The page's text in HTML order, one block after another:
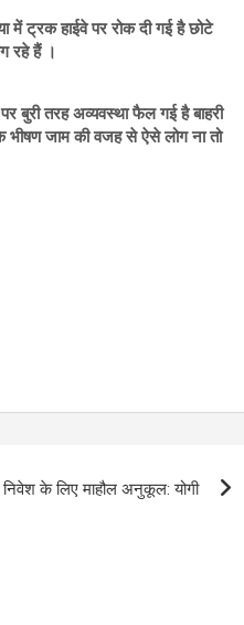
में ट्रक हाईवे पर रोक दी गई है छोटे
रहे हैं ।
बुरी तरह अव्यवस्था फैल गई है बाहरी
भीषण जाम की वजह से ऐसे लोग ना तो
के लिए माहौल अनुकूल: योगी